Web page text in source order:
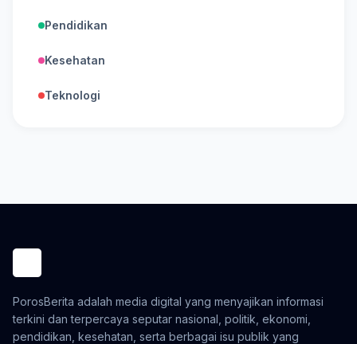
Pendidikan
Kesehatan
Teknologi
PorosBerita adalah media digital yang menyajikan informasi
terkini dan terpercaya seputar nasional, politik, ekonomi,
pendidikan, kesehatan, serta berbagai isu publik yang